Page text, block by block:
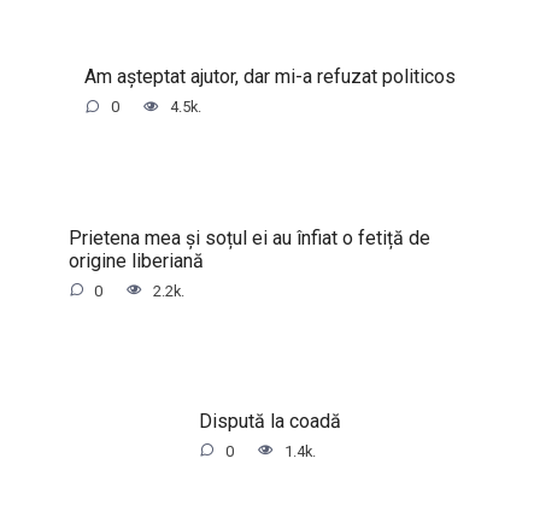
Am așteptat ajutor, dar mi-a refuzat politicos
0 4.5k.
Prietena mea și soțul ei au înfiat o fetiță de
origine liberiană
0 2.2k.
Dispută la coadă
0 1.4k.